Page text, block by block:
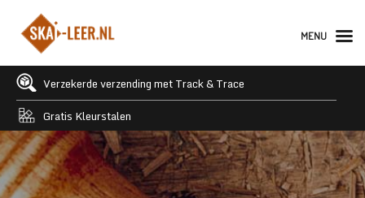
Verzekerde verzending met Track & Trace
Gratis Kleurstalen
MENU